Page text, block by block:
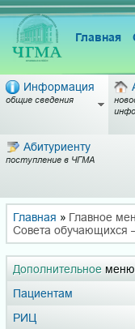
Главная
Информация
общие сведения
Абитуриенту
поступление в ЧГМА
Главная » Главное
Совета обучающихся
Дополнительное меню
Пациентам
РИЦ